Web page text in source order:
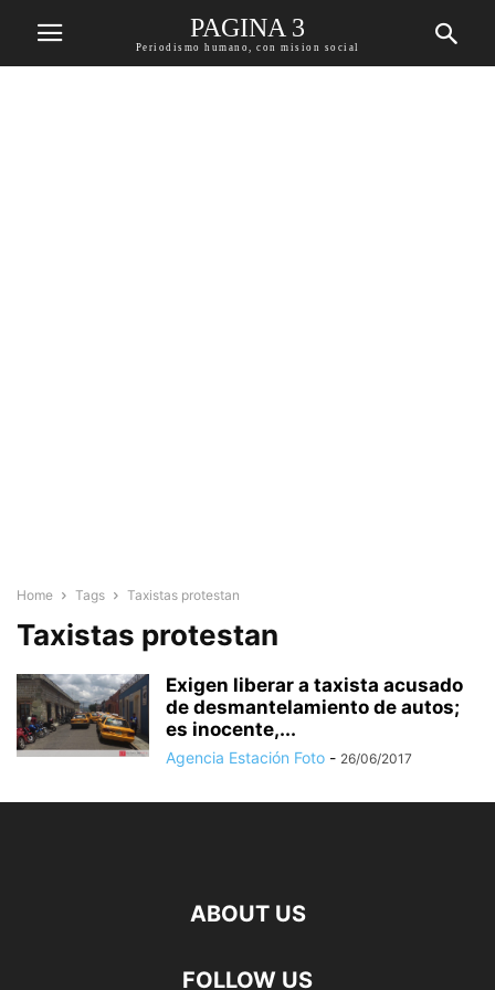
PAGINA 3
Periodismo humano, con mision social
Home Tags Taxistas protestan
Taxistas protestan
Exigen liberar a taxista acusado
de desmantelamiento de autos;
es inocente,...
Agencia Estación Foto - 26/06/2017
ABOUT US
FOLLOW US